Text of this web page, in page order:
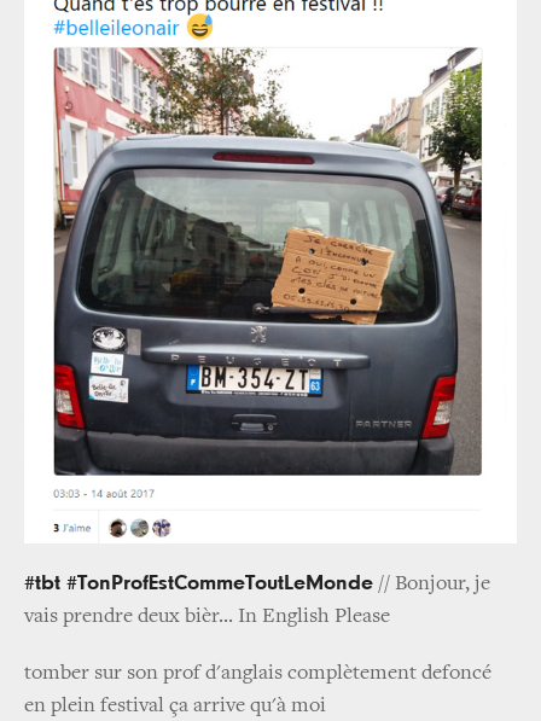
#tbt #TonProfEstCommeToutLeMonde // Bonjour, je
vais prendre deux bièr... In English Please
tomber sur son prof d'anglais complètement defoncé
en plein festival ça arrive qu'à moi